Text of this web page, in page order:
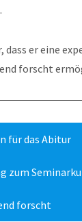
dass er eine
forscht
für das Abitur
zum
forscht